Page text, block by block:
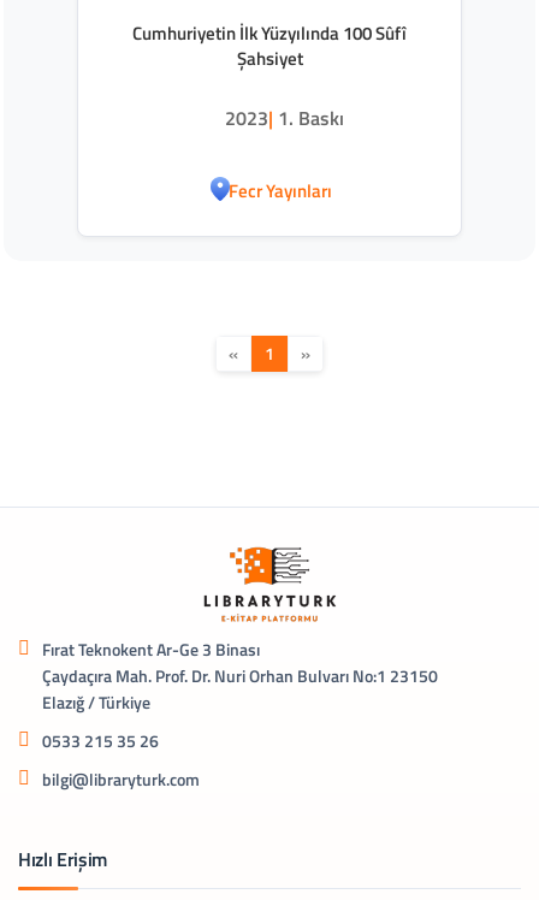
Cumhuriyetin İlk Yüzyılında 100 Sûfî
Şahsiyet
2023| 1. Baskı
Fecr Yayınları
« 1 »
Fırat Teknokent Ar-Ge 3 Binası
Çaydaçıra Mah. Prof. Dr. Nuri Orhan Bulvarı No:1 23150
Elazığ / Türkiye
0533 215 35 26
bilgi@libraryturk.com
Hızlı Erişim